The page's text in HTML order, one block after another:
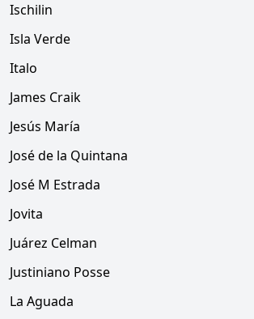
Ischilin
Isla Verde
Italo
James Craik
Jesús María
José de la Quintana
José M Estrada
Jovita
Juárez Celman
Justiniano Posse
La Aguada